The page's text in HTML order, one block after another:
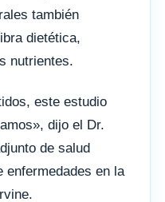
también
dietética,
nutrientes.
este estudio
dijo el Dr.
de salud
enfermedades en la